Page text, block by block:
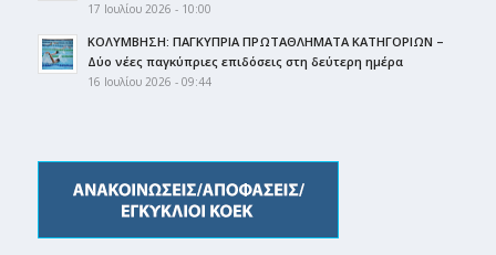
17 Ιουλίου 2026 - 10:00
ΚΟΛΥΜΒΗΣΗ: ΠΑΓΚΥΠΡΙΑ ΠΡΩΤΑΘΛΗΜΑΤΑ ΚΑΤΗΓΟΡΙΩΝ –
Δύο νέες παγκύπριες επιδόσεις στη δεύτερη ημέρα
16 Ιουλίου 2026 - 09:44